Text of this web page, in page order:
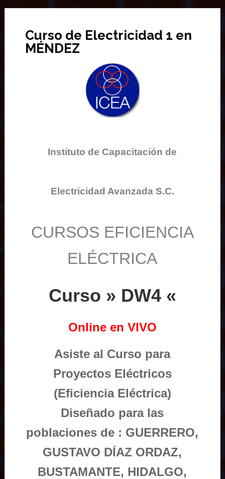
Curso de Electricidad 1 en
MÉNDEZ
Instituto de Capacitación de
Electricidad Avanzada S.C.
CURSOS EFICIENCIA
ELÉCTRICA
Curso » DW4 «
Online en VIVO
Asiste al Curso para
Proyectos Eléctricos
(Eficiencia Eléctrica)
Diseñado para las
poblaciones de : GUERRERO,
GUSTAVO DÍAZ ORDAZ,
BUSTAMANTE, HIDALGO,